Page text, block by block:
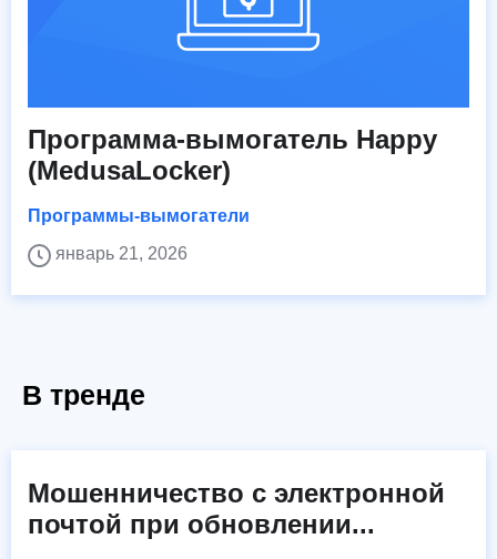
Программа-вымогатель Happy
(MedusaLocker)
Программы-вымогатели
январь 21, 2026
В тренде
Мошенничество с электронной
почтой при обновлении...